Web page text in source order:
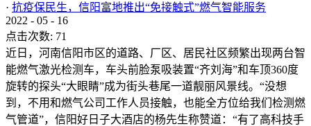
· 抗疫保民生，信阳富地推出“免接触式”燃气智能服务
2022 - 05 - 16
点击次数: 71
近日，河南信阳市区的道路、厂区、居民社区频繁出现两台智
能燃气激光检测车，车头前脸泵吸装置“齐刘海”和车顶360度
旋转的探头“大眼睛”成为街头巷尾一道靓丽风景线。“没想
到，不用和燃气公司工作人员接触，也能全方位给我们检测燃
气管道”，信阳好日子大酒店的杨先生称赞道：“有了高科技手